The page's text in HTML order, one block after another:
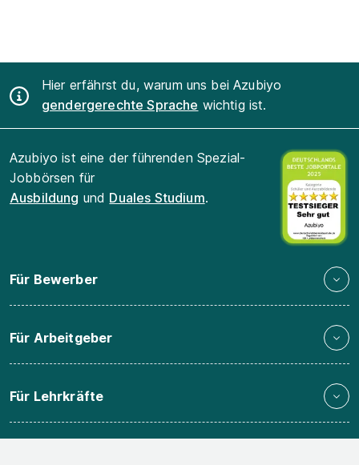
Hier erfährst du, warum uns bei Azubiyo
gendergerechte Sprache wichtig ist.
Azubiyo ist eine der führenden Spezial-
Jobbörsen für
Ausbildung und Duales Studium.
Für Bewerber
Für Arbeitgeber
Für Lehrkräfte